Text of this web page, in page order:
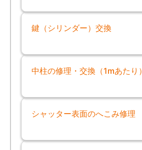
鍵（シリンダー）交換
中柱の修理・交換（1mあたり）
シャッター表面のへこみ修理